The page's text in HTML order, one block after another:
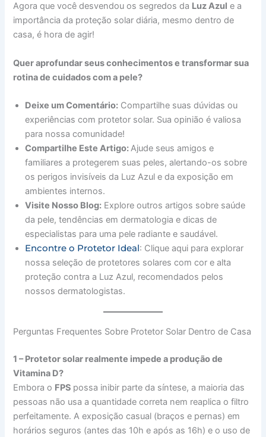
Agora que você desvendou os segredos da Luz Azul e a
importância da proteção solar diária, mesmo dentro de
casa, é hora de agir!
Quer aprofundar seus conhecimentos e transformar sua
rotina de cuidados com a pele?
Deixe um Comentário: Compartilhe suas dúvidas ou
experiências com protetor solar. Sua opinião é valiosa
para nossa comunidade!
Compartilhe Este Artigo:Ajude seus amigos e
familiares a protegerem suas peles, alertando-os sobre
os perigos invisíveis da Luz Azul e da exposição em
ambientes internos.
Visite Nosso Blog: Explore outros artigos sobre saúde
da pele, tendências em dermatologia e dicas de
especialistas para uma pele radiante e saudável.
Encontre o Protetor Ideal: Clique aqui para explorar
nossa seleção de protetores solares com cor e alta
proteção contra a Luz Azul, recomendados pelos
nossos dermatologistas.
Perguntas Frequentes Sobre Protetor Solar Dentro de Casa
1 – Protetor solar realmente impede a produção de
Vitamina D?
Embora o FPS possa inibir parte da síntese, a maioria das
pessoas não usa a quantidade correta nem reaplica o filtro
perfeitamente. A exposição casual (braços e pernas) em
horários seguros (antes das 10h e após as 16h) e o uso de